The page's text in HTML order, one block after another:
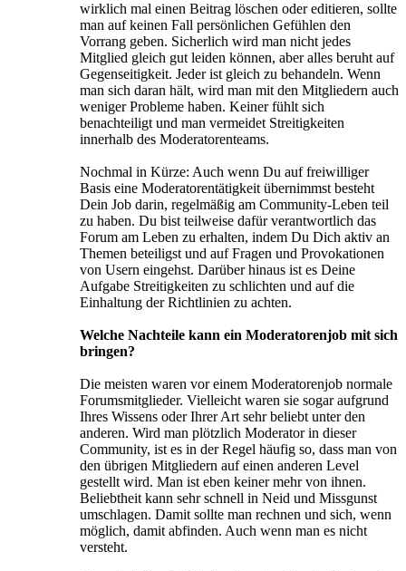
wirklich mal einen Beitrag löschen oder editieren, sollte
man auf keinen Fall persönlichen Gefühlen den
Vorrang geben. Sicherlich wird man nicht jedes
Mitglied gleich gut leiden können, aber alles beruht auf
Gegenseitigkeit. Jeder ist gleich zu behandeln. Wenn
man sich daran hält, wird man mit den Mitgliedern auch
weniger Probleme haben. Keiner fühlt sich
benachteiligt und man vermeidet Streitigkeiten
innerhalb des Moderatorenteams.
Nochmal in Kürze: Auch wenn Du auf freiwilliger
Basis eine Moderatorentätigkeit übernimmst besteht
Dein Job darin, regelmäßig am Community-Leben teil
zu haben. Du bist teilweise dafür verantwortlich das
Forum am Leben zu erhalten, indem Du Dich aktiv an
Themen beteiligst und auf Fragen und Provokationen
von Usern eingehst. Darüber hinaus ist es Deine
Aufgabe Streitigkeiten zu schlichten und auf die
Einhaltung der Richtlinien zu achten.
Welche Nachteile kann ein Moderatorenjob mit sich
bringen?
Die meisten waren vor einem Moderatorenjob normale
Forumsmitglieder. Vielleicht waren sie sogar aufgrund
Ihres Wissens oder Ihrer Art sehr beliebt unter den
anderen. Wird man plötzlich Moderator in dieser
Community, ist es in der Regel häufig so, dass man von
den übrigen Mitgliedern auf einen anderen Level
gestellt wird. Man ist eben keiner mehr von ihnen.
Beliebtheit kann sehr schnell in Neid und Missgunst
umschlagen. Damit sollte man rechnen und sich, wenn
möglich, damit abfinden. Auch wenn man es nicht
versteht.